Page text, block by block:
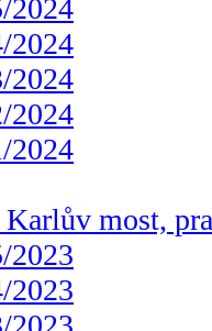
2024
2024
2024
2024
2024
most,
2023
2023